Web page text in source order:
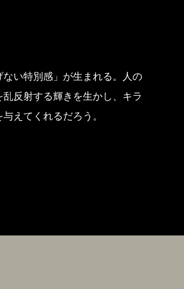
い特別感」が生まれる。人の
反射する輝きを生かし、キラ
えてくれるだろう。